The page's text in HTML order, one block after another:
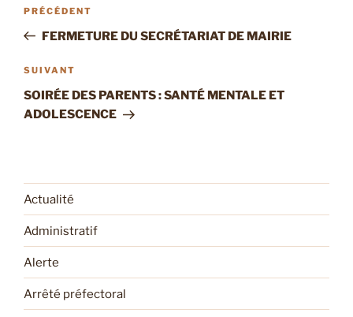
l’article
Article
précédent
PRÉCÉDENT
FERMETURE DU SECRÉTARIAT DE MAIRIE
Article
suivant
SUIVANT
SOIRÉE DES PARENTS : SANTÉ MENTALE ET
ADOLESCENCE
Actualité
Administratif
Alerte
Arrêté préfectoral